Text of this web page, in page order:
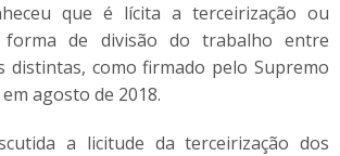
que é lícita a terceirização ou
de divisão do trabalho entre
distintas, como firmado pelo Supremo
agosto de 2018.
a licitude da terceirização dos